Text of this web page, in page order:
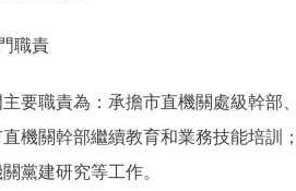
職責
職責為：承擔市直機關處級幹部、
機關幹部繼續教育和業務技能培訓
黨建研究等工作。